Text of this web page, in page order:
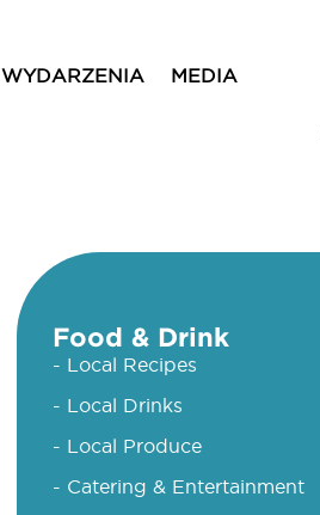
WYDARZENIA MEDIA
Food & Drink
- Local Recipes
- Local Drinks
- Local Produce
- Catering & Entertainment